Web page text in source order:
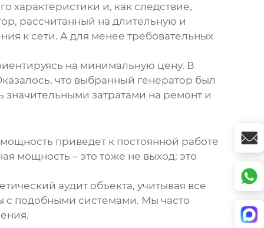
характеристики и, как следствие,
рассчитанный на длительную и
к сети. А для менее требовательных
на минимальную цену. В
что выбранный генератор был
значительными затратами на ремонт и
приведет к постоянной работе
мощность – это тоже не выход: это
аудит объекта, учитывая все
с подобными системами. Мы часто